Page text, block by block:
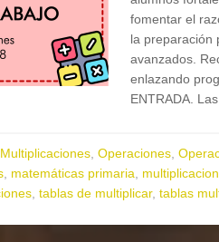
fomentar el
la preparación
avanzados.
enlazando
ENTRADA.
Multiplicaciones Operaciones
matemáticas primaria
tablas de multiplicar, tablas